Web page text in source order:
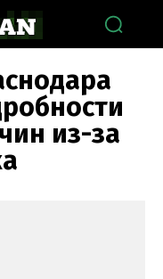
из-за